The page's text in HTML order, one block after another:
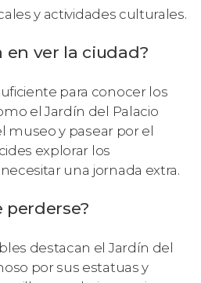
y actividades culturales.
en ver la ciudad?
para conocer los
el Jardín del Palacio
museo y pasear por el
explorar los
una jornada extra.
perderse?
destacan el Jardín del
por sus estatuas y